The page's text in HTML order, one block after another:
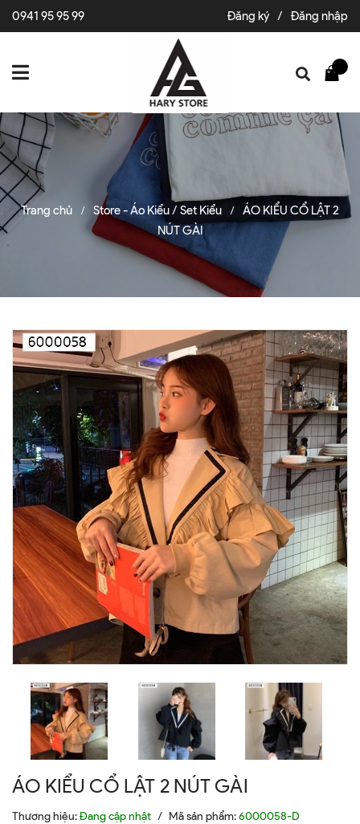
0941 95 95 99 Đăng ký / Đăng nhập
Trang chủ / Store - Áo Kiểu / Set Kiểu /
ÁO KIỂU CỔ LẬT 2
NÚT GÀI
ÁO KIỂU CỔ LẬT 2 NÚT GÀI
Thương hiệu:Đang cập nhật / Mã sản phẩm:6000058-D